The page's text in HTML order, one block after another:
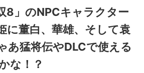
8」のNPCキャラクター
に董白、華雄、そして袁
あ猛将伝やDLCで使える
な！？